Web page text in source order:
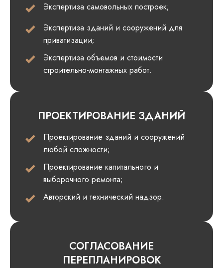
Экспертиза самовольных построек;
Экспертиза зданий и сооружений для
приватизации;
Экспертиза объемов и стоимости
строительно-монтажных работ.
ПРОЕКТИРОВАНИЕ ЗДАНИЙ
Проектирование зданий и сооружений
любой сложности;
Проектирование капитального и
выборочного ремонта;
Авторский и технический надзор.
СОГЛАСОВАНИЕ
ПЕРЕПЛАНИРОВОК